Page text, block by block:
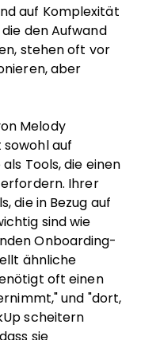
auf Komplexität
den Aufwand
stehen oft vor
aber
Melody
sowohl auf
Tools, die einen
Ihrer
die in Bezug auf
sind wie
Onboarding-
ähnliche
oft einen
und "dort,
scheitern
sie